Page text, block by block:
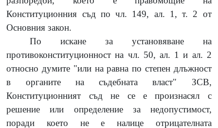
Конституционния съд по чл. 149, ал. 1, т. 2 от
Основния закон.
По искане за установяване на
противоконституционност на чл. 50, ал. 1 и ал. 2
относно думите "или на равна по степен длъжност
в органите на съдебната власт" ЗСВ,
Конституционният съд не се е произнасял с
решение или определение за недопустимост,
поради което не е налице отрицателната